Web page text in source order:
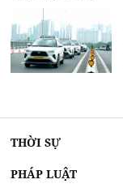
THỜI SỰ
PHÁP LUẬT